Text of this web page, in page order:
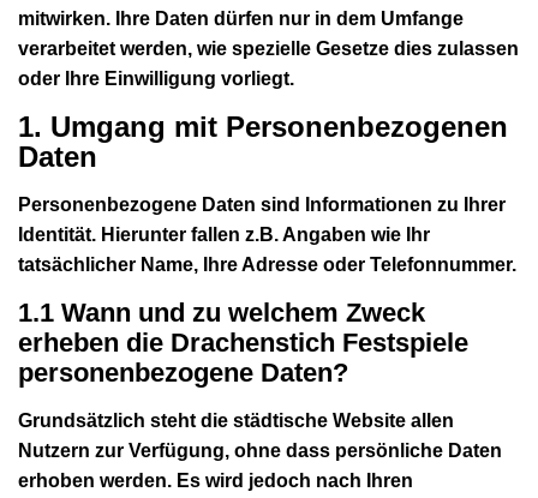
mitwirken. Ihre Daten dürfen nur in dem Umfange
verarbeitet werden, wie spezielle Gesetze dies zulassen
oder Ihre Einwilligung vorliegt.
1. Umgang mit Personenbezogenen
Daten
Personenbezogene Daten sind Informationen zu Ihrer
Identität. Hierunter fallen z.B. Angaben wie Ihr
tatsächlicher Name, Ihre Adresse oder Telefonnummer.
1.1 Wann und zu welchem Zweck
erheben die Drachenstich Festspiele
personenbezogene Daten?
Grundsätzlich steht die städtische Website allen
Nutzern zur Verfügung, ohne dass persönliche Daten
erhoben werden. Es wird jedoch nach Ihren